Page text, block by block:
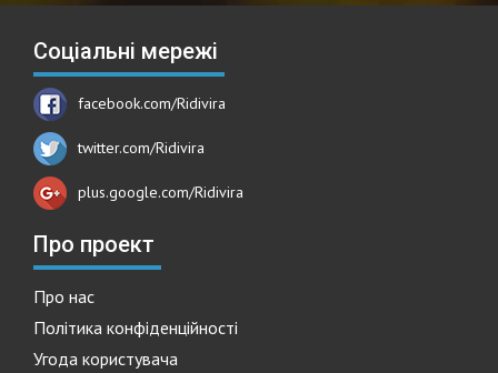
Соціальні мережі
facebook.com/Ridivira
twitter.com/Ridivira
plus.google.com/Ridivira
Про проект
Про нас
Політика конфіденційності
Угода користувача